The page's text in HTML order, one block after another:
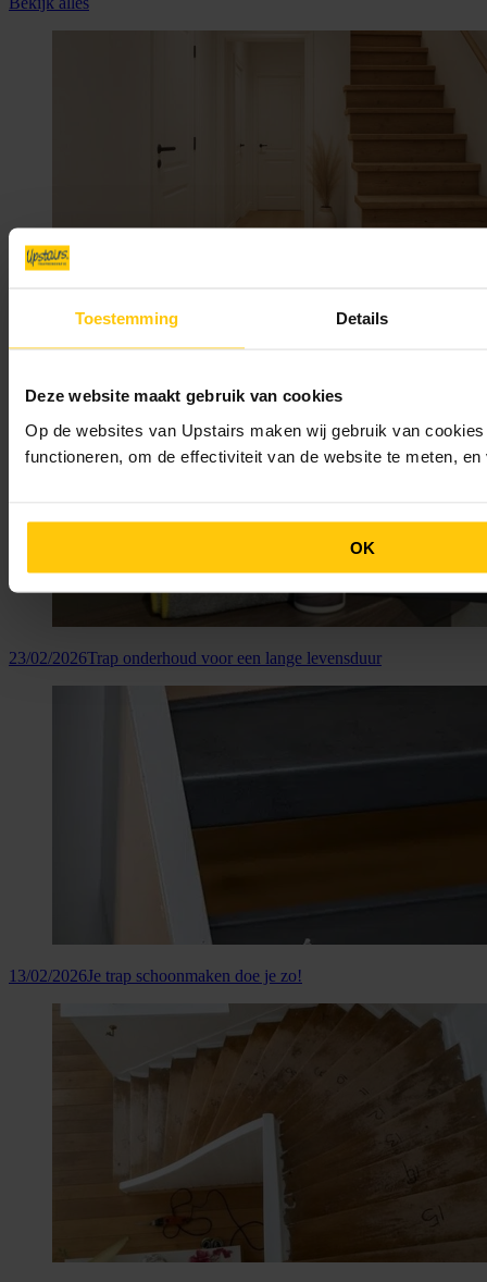
Toestemming Details
Deze website maakt gebruik van cookies
Op de websites van Upstairs maken wij gebruik van
functioneren, om de effectiviteit van de website te meten,
OK
23/02/2026Trap oliën: tips & tricks voor een houten trap die blijft
23/02/2026Trap onderhoud voor een lange levensduur
13/02/2026Je trap schoonmaken doe je zo!